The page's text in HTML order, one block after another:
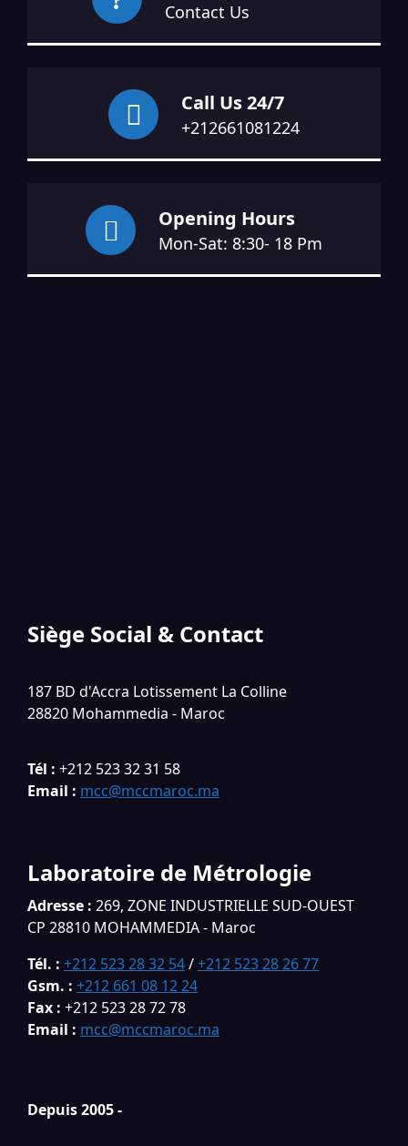
Contact Us
Call Us 24/7
+212661081224
Opening Hours
Mon-Sat: 8:30- 18 Pm
Siège Social & Contact
187 BD d'Accra Lotissement La Colline
28820 Mohammedia - Maroc
Tél : +212 523 32 31 58
Email : mcc@mccmaroc.ma
Laboratoire de Métrologie
Adresse : 269, ZONE INDUSTRIELLE SUD-OUEST
CP 28810 MOHAMMEDIA - Maroc
Tél. : +212 523 28 32 54/+212 523 28 26 77
Gsm. : +212 661 08 12 24
Fax : +212 523 28 72 78
Email : mcc@mccmaroc.ma
Depuis 2005 -